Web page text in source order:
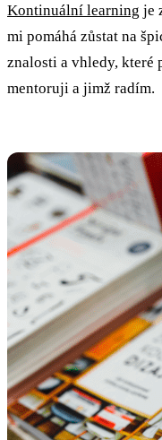
Kontinuální learning je
mi pomáhá zůstat na
znalosti a vhledy, které
mentoruji a jimž radím.